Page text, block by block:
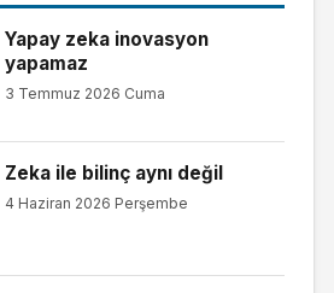
Yapay zeka inovasyon
yapamaz
3 Temmuz 2026 Cuma
Zeka ile bilinç aynı değil
4 Haziran 2026 Perşembe